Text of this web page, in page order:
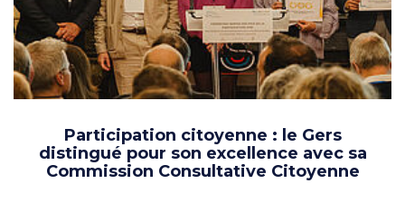
Participation citoyenne : le Gers
distingué pour son excellence avec sa
Commission Consultative Citoyenne